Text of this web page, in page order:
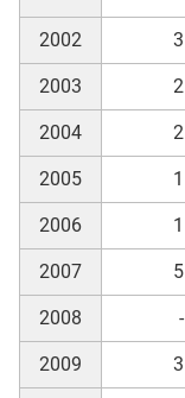
2002 3
2003 2
2004 2
2005 1
2006 1
2007 5
2008 -
2009 3